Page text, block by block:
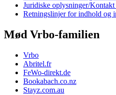
Juridiske oplysninger/Kontakt
Retningslinjer for indhold og
Mød Vrbo-familien
Vrbo
Abritel.fr
FeWo-direkt.de
Bookabach.co.nz
Stayz.com.au